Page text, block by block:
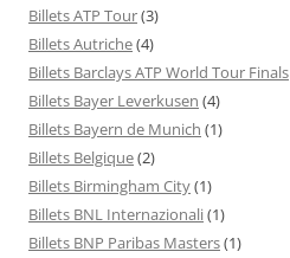
Billets ATP Tour(3)
Billets Autriche(4)
Billets Barclays ATP World Tour Finals
Billets Bayer Leverkusen (4)
Billets Bayern de Munich (1)
Billets Belgique(2)
Billets Birmingham City(1)
Billets BNL Internazionali(1)
Billets BNP Paribas Masters(1)